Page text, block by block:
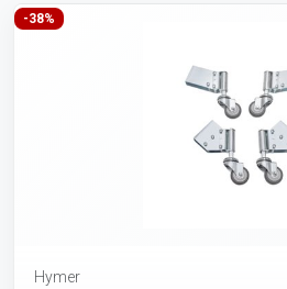
-38%
Hymer